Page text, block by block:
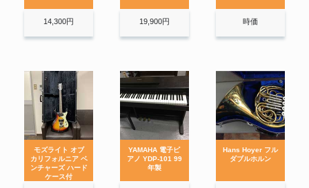
篠笛
素朴で温かい、日本の祭り囃子。
笙
天から差し込む、光のハーモニー。
バンジョー ブズーキ
クギター #603499 ケース付き
D’Angelico
Danelectro
トン/エレキ ツインネックギター
GUILD
ギルド GUILD D-50 1964年製
グヤトーン
Guyatone Marroly グヤトーン
マロリー ビザールギター
カール・ヘフナー
カールヘフナー チェロ サイズ
4/4 弦楽器 弓 ハードケース付
14,300円 19,900円 時価
モズライト オブ
カリフォルニア ベ
ンチャーズ ハード
ケース付
YAMAHA 電子ピ
アノ YDP-101 99
年製
Hans Hoyer フル
ダブルホルン